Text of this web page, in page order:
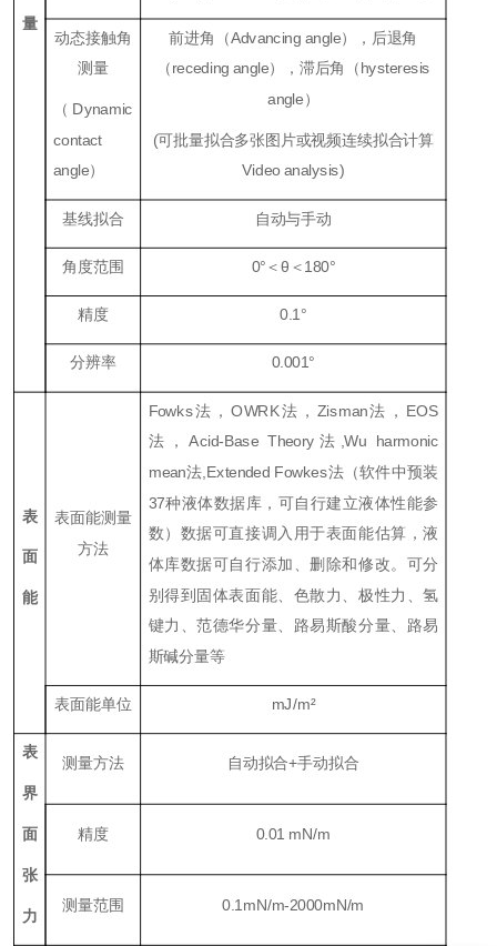
量
动态接触角
测量
（Dynamic
contact
angle）
前进角（Advancing angle），后退角
（receding angle），滞后角（hysteresis
angle）
(可批量拟合多张图片或视频连续拟合计算
Video analysis)
基线拟合 自动与手动
角度范围 0°＜θ＜180°
精度 0.1°
分辨率 0.001°
表
面
能
表面能测量
方法
Fowks法，OWRK法，Zisman法，EOS
法，Acid-Base Theory法,Wu harmonic
mean法,Extended Fowkes法（软件中预装
37种液体数据库，可自行建立液体性能参
数）数据可直接调入用于表面能估算，液
体库数据可自行添加、删除和修改。可分
别得到固体表面能、色散力、极性力、氢
键力、范德华分量、路易斯酸分量、路易
斯碱分量等
表面能单位 mJ/m²
表
界
面
张
力
测量方法 自动拟合+手动拟合
精度 0.01 mN/m
测量范围 0.1mN/m-2000mN/m